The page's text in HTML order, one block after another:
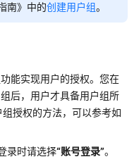
南》中的创建用户组。
能实现用户的授权。您在
后，用户才具备用户组所
授权的方法，可以参考如
录时请选择“账号登录”。